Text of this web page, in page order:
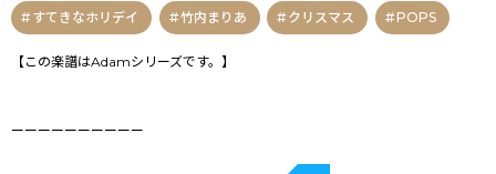
すてきなホリデイ 竹内まりあ クリスマス POPS
【この楽譜はAdamシリーズです。】
ーーーーーーーーーー